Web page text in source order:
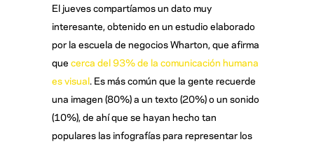
El jueves compartíamos un dato muy
interesante, obtenido en un estudio elaborado
por la escuela de negocios Wharton, que afirma
que cerca del 93% de la comunicación humana
es visual. Es más común que la gente recuerde
una imagen (80%) a un texto (20%) o un sonido
(10%), de ahí que se hayan hecho tan
populares las infografías para representar los